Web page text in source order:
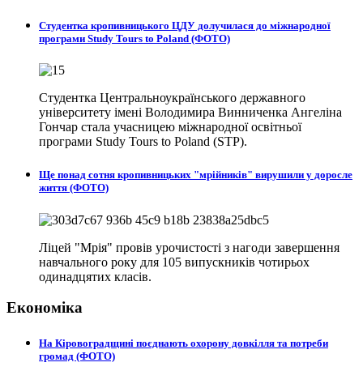
Студентка кропивницького ЦДУ долучилася до міжнародної
програми Study Tours to Poland (ФОТО)
Студентка Центральноукраїнського державного
університету імені Володимира Винниченка Ангеліна
Гончар стала учасницею міжнародної освітньої
програми Study Tours to Poland (STP).
Ще понад сотня кропивницьких "мрійників" вирушили у доросле
життя (ФОТО)
Ліцей "Мрія" провів урочистості з нагоди завершення
навчального року для 105 випускників чотирьох
одинадцятих класів.
Економіка
На Кіровоградщині поєднають охорону довкілля та потреби
громад (ФОТО)